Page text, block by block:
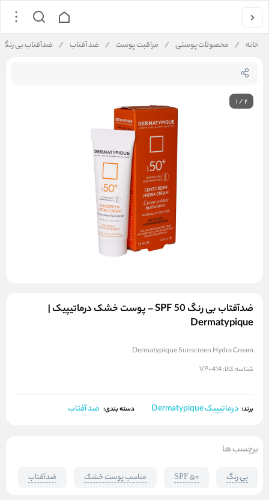
خانه / محصولات پوستی / مراقبت پوست / ضد آفتاب / ضدآفتاب بی رنگ SPF 50 – پوست خشک درماتیپیک | Dermatypique
1/2
ضدآفتاب بی رنگ SPF 50 – پوست خشک درماتیپیک |
Dermatypique
Dermatypique Sunscreen Hydra Cream
شناسه کالا:VP-414
برند: درماتیپیک Dermatypique دسته بندی: ضد آفتاب
برچسب ها
بی رنگ SPF 50 مناسب پوست خشک ضدآفتاب